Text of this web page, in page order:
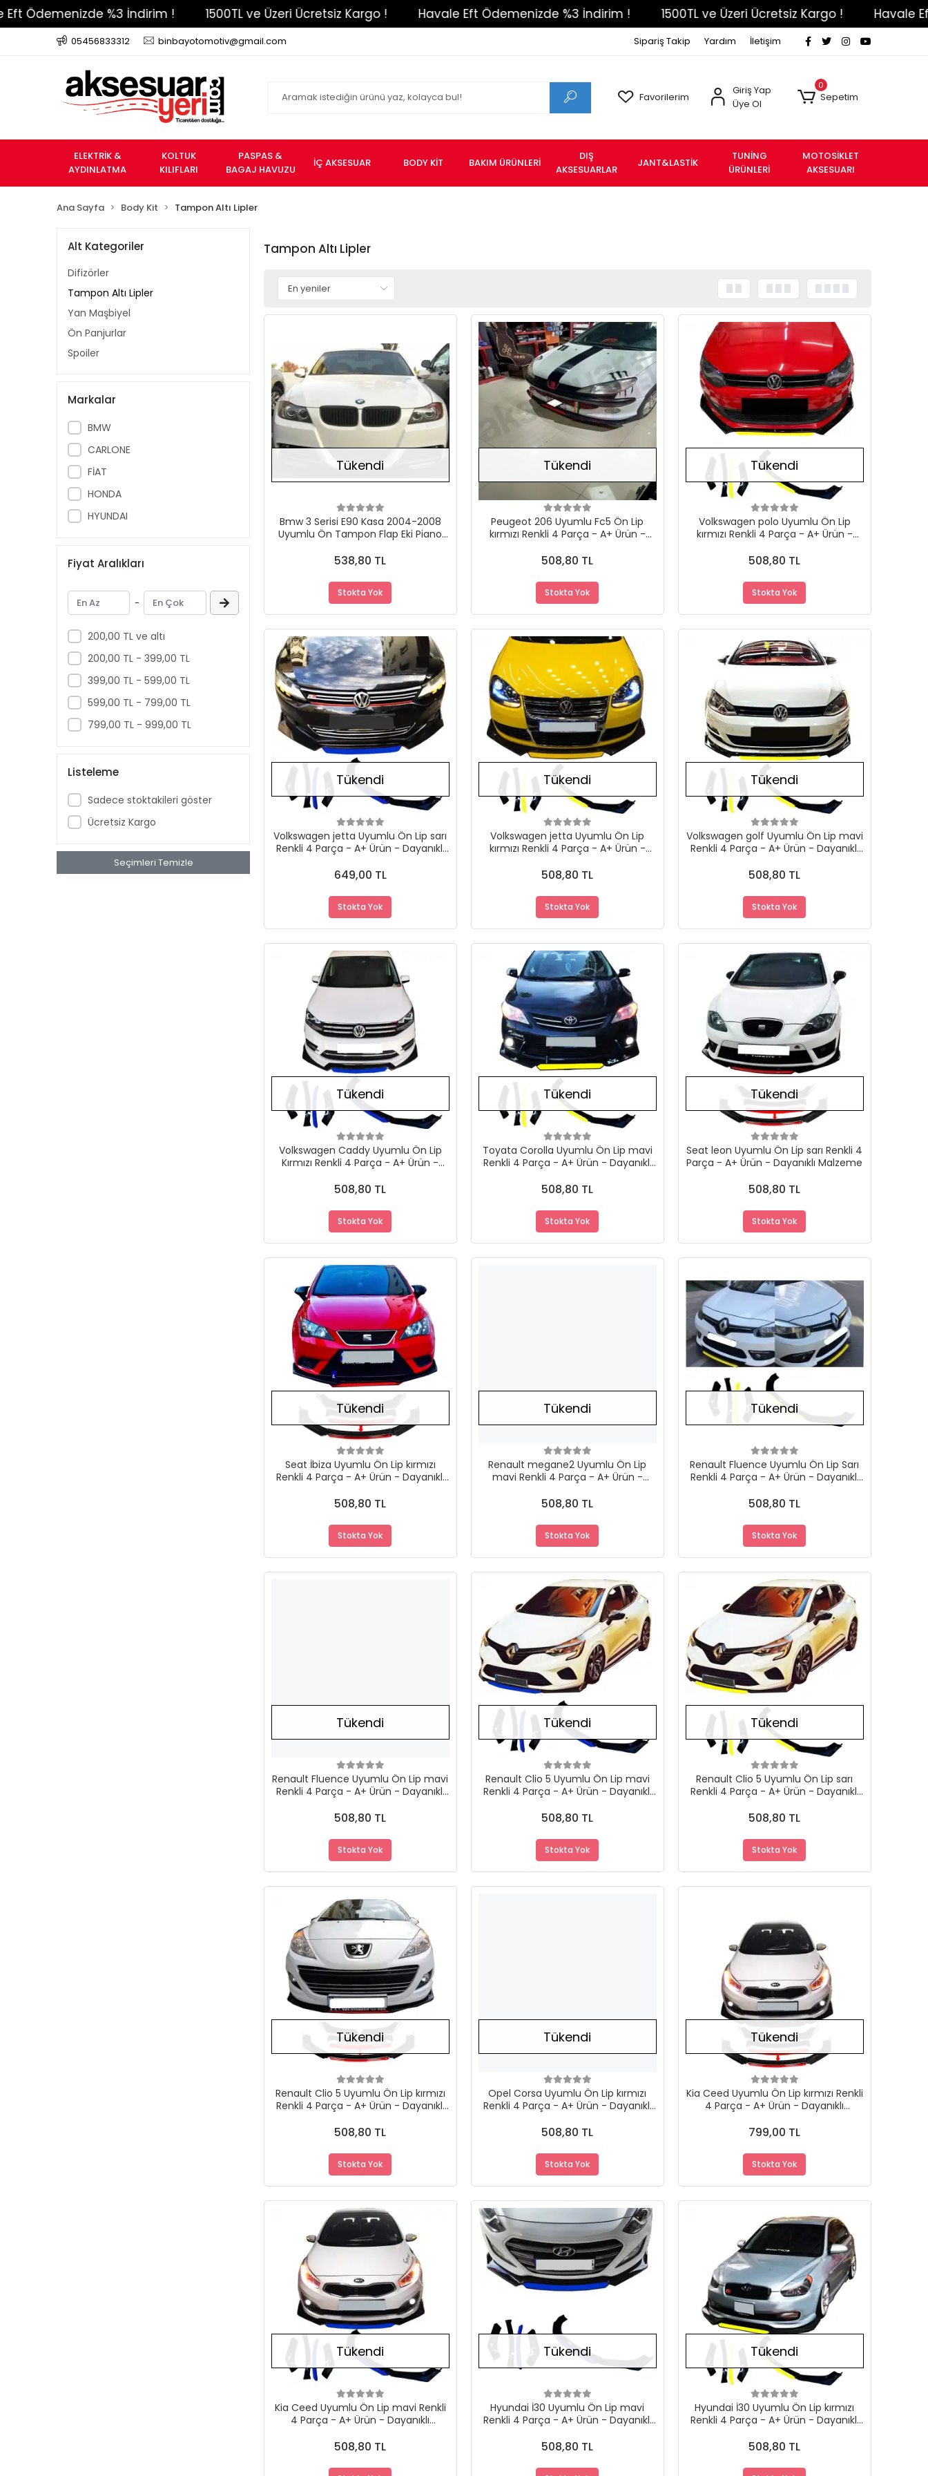
%3 İndirim ! 1500TL ve Üzeri Ücretsiz Kargo ! Havale Eft Ödemenizde %3 İndirim ! 1500TL ve Üzeri Ücretsiz Kargo ! Havale Eft
05456833312 binbayotomotiv@gmail.com Sipariş Takip Yardım İletişim
Favorilerim
Giriş Yap
Üye Ol
0
Sepetim
ELEKTRİK &
AYDINLATMA
KOLTUK
KILIFLARI
PASPAS &
BAGAJ HAVUZU
İÇ AKSESUAR BODY KİT BAKIM ÜRÜNLERİ
DIŞ
AKSESUARLAR
JANT&LASTİK
TUNİNG
ÜRÜNLERİ
MOTOSİKLET
AKSESUARI
Ana Sayfa Body Kit Tampon Altı Lipler
Alt Kategoriler
Difizörler
Tampon Altı Lipler
Yan Maşbiyel
Ön Panjurlar
Spoiler
Markalar
BMW
CARLONE
FİAT
HONDA
HYUNDAI
Fiyat Aralıkları
-
200,00 TL ve altı
200,00 TL - 399,00 TL
399,00 TL - 599,00 TL
599,00 TL - 799,00 TL
799,00 TL - 999,00 TL
Listeleme
Sadece stoktakileri göster
Ücretsiz Kargo
Seçimleri Temizle
Tampon Altı Lipler
Stokta Yok
Tükendi
Bmw 3 Serisi E90 Kasa 2004-2008
Uyumlu Ön Tampon Flap Eki Piano
538,80 TL
Stokta Yok
Stokta Yok
Tükendi
Peugeot 206 Uyumlu Fc5 Ön Lip
kırmızı Renkli 4 Parça - A+ Ürün -
508,80 TL
Stokta Yok
Stokta Yok
Tükendi
Volkswagen polo Uyumlu Ön Lip
kırmızı Renkli 4 Parça - A+ Ürün -
508,80 TL
Stokta Yok
Stokta Yok
Tükendi
Volkswagen jetta Uyumlu Ön Lip sarı
Renkli 4 Parça - A+ Ürün - Dayanıklı
649,00 TL
Stokta Yok
Stokta Yok
Tükendi
Volkswagen jetta Uyumlu Ön Lip
kırmızı Renkli 4 Parça - A+ Ürün -
508,80 TL
Stokta Yok
Stokta Yok
Tükendi
Volkswagen golf Uyumlu Ön Lip mavi
Renkli 4 Parça - A+ Ürün - Dayanıklı
508,80 TL
Stokta Yok
Tükendi
Volkswagen Caddy Uyumlu Ön Lip
Kırmızı Renkli 4 Parça - A+ Ürün -
508,80 TL
Stokta Yok
Stokta Yok
Tükendi
Toyata Corolla Uyumlu Ön Lip mavi
Renkli 4 Parça - A+ Ürün - Dayanıklı
508,80 TL
Stokta Yok
Stokta Yok
Tükendi
Seat leon Uyumlu Ön Lip sarı Renkli 4
Parça - A+ Ürün - Dayanıklı Malzeme
508,80 TL
Stokta Yok
Stokta Yok
Tükendi
Seat İbiza Uyumlu Ön Lip kırmızı
Renkli 4 Parça - A+ Ürün - Dayanıklı
508,80 TL
Stokta Yok
Tükendi
Renault megane2 Uyumlu Ön Lip
mavi Renkli 4 Parça - A+ Ürün -
508,80 TL
Stokta Yok
Stokta Yok
Tükendi
Renault Fluence Uyumlu Ön Lip Sarı
Renkli 4 Parça - A+ Ürün - Dayanıklı
508,80 TL
Stokta Yok
Tükendi
Renault Fluence Uyumlu Ön Lip mavi
Renkli 4 Parça - A+ Ürün - Dayanıklı
508,80 TL
Stokta Yok
Stokta Yok
Tükendi
Renault Clio 5 Uyumlu Ön Lip mavi
Renkli 4 Parça - A+ Ürün - Dayanıklı
508,80 TL
Stokta Yok
Stokta Yok
Tükendi
Renault Clio 5 Uyumlu Ön Lip sarı
Renkli 4 Parça - A+ Ürün - Dayanıklı
508,80 TL
Stokta Yok
Stokta Yok
Tükendi
Renault Clio 5 Uyumlu Ön Lip kırmızı
Renkli 4 Parça - A+ Ürün - Dayanıklı
508,80 TL
Stokta Yok
Tükendi
Opel Corsa Uyumlu Ön Lip kırmızı
Renkli 4 Parça - A+ Ürün - Dayanıklı
508,80 TL
Stokta Yok
Tükendi
Kia Ceed Uyumlu Ön Lip kırmızı Renkli
4 Parça - A+ Ürün - Dayanıklı
799,00 TL
Stokta Yok
Tükendi
Kia Ceed Uyumlu Ön Lip mavi Renkli
4 Parça - A+ Ürün - Dayanıklı
508,80 TL
Stokta Yok
Tükendi
Hyundai İ30 Uyumlu Ön Lip mavi
Renkli 4 Parça - A+ Ürün - Dayanıklı
508,80 TL
Stokta Yok
Tükendi
Hyundai İ30 Uyumlu Ön Lip kırmızı
Renkli 4 Parça - A+ Ürün - Dayanıklı
508,80 TL